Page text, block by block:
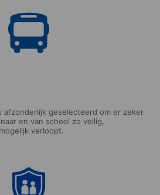
afzonderlijk geselecteerd om er zeker
en van school zo veilig,
verloopt.